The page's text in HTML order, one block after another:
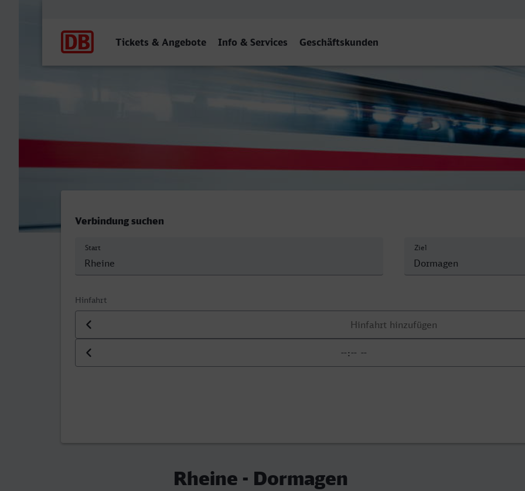
Tickets & Angebote Info & Services Geschäftskunden
Verbindung suchen
Start Ziel
Hinfahrt
Datum der Hinfahrt
Uhrzeit der Hinfahrt
Rheine - Dormagen